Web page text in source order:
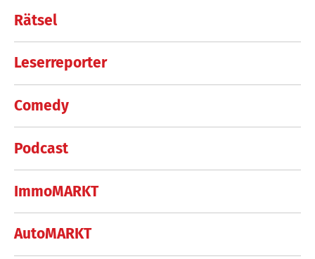
Rätsel
Leserreporter
Comedy
Podcast
ImmoMARKT
AutoMARKT